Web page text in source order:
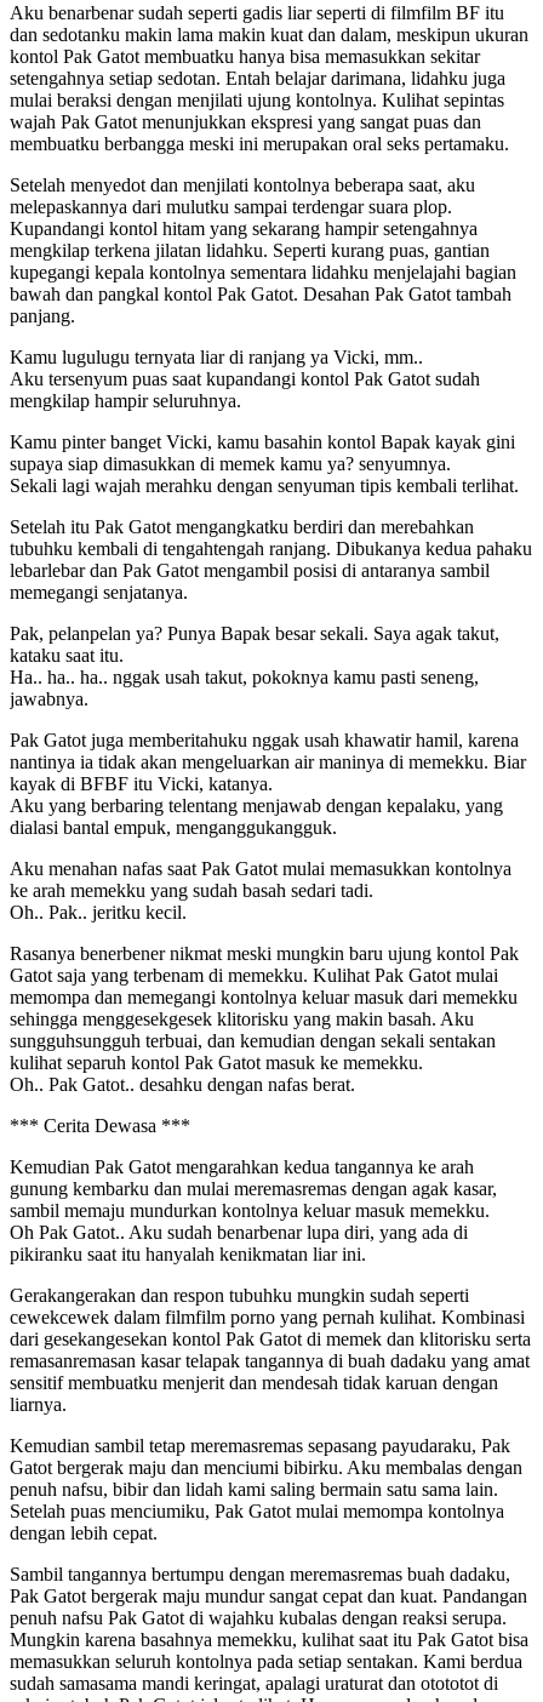
Aku benarbenar sudah seperti gadis liar seperti di filmfilm BF itu
dan sedotanku makin lama makin kuat dan dalam, meskipun ukuran
kontol Pak Gatot membuatku hanya bisa memasukkan sekitar
setengahnya setiap sedotan. Entah belajar darimana, lidahku juga
mulai beraksi dengan menjilati ujung kontolnya. Kulihat sepintas
wajah Pak Gatot menunjukkan ekspresi yang sangat puas dan
membuatku berbangga meski ini merupakan oral seks pertamaku.
Setelah menyedot dan menjilati kontolnya beberapa saat, aku
melepaskannya dari mulutku sampai terdengar suara plop.
Kupandangi kontol hitam yang sekarang hampir setengahnya
mengkilap terkena jilatan lidahku. Seperti kurang puas, gantian
kupegangi kepala kontolnya sementara lidahku menjelajahi bagian
bawah dan pangkal kontol Pak Gatot. Desahan Pak Gatot tambah
panjang.
Kamu lugulugu ternyata liar di ranjang ya Vicki, mm..
Aku tersenyum puas saat kupandangi kontol Pak Gatot sudah
mengkilap hampir seluruhnya.
Kamu pinter banget Vicki, kamu basahin kontol Bapak kayak gini
supaya siap dimasukkan di memek kamu ya? senyumnya.
Sekali lagi wajah merahku dengan senyuman tipis kembali terlihat.
Setelah itu Pak Gatot mengangkatku berdiri dan merebahkan
tubuhku kembali di tengahtengah ranjang. Dibukanya kedua pahaku
lebarlebar dan Pak Gatot mengambil posisi di antaranya sambil
memegangi senjatanya.
Pak, pelanpelan ya? Punya Bapak besar sekali. Saya agak takut,
kataku saat itu.
Ha.. ha.. ha.. nggak usah takut, pokoknya kamu pasti seneng,
jawabnya.
Pak Gatot juga memberitahuku nggak usah khawatir hamil, karena
nantinya ia tidak akan mengeluarkan air maninya di memekku. Biar
kayak di BFBF itu Vicki, katanya.
Aku yang berbaring telentang menjawab dengan kepalaku, yang
dialasi bantal empuk, menganggukangguk.
Aku menahan nafas saat Pak Gatot mulai memasukkan kontolnya
ke arah memekku yang sudah basah sedari tadi.
Oh.. Pak.. jeritku kecil.
Rasanya benerbener nikmat meski mungkin baru ujung kontol Pak
Gatot saja yang terbenam di memekku. Kulihat Pak Gatot mulai
memompa dan memegangi kontolnya keluar masuk dari memekku
sehingga menggesekgesek klitorisku yang makin basah. Aku
sungguhsungguh terbuai, dan kemudian dengan sekali sentakan
kulihat separuh kontol Pak Gatot masuk ke memekku.
Oh.. Pak Gatot.. desahku dengan nafas berat.
*** Cerita Dewasa ***
Kemudian Pak Gatot mengarahkan kedua tangannya ke arah
gunung kembarku dan mulai meremasremas dengan agak kasar,
sambil memaju mundurkan kontolnya keluar masuk memekku.
Oh Pak Gatot.. Aku sudah benarbenar lupa diri, yang ada di
pikiranku saat itu hanyalah kenikmatan liar ini.
Gerakangerakan dan respon tubuhku mungkin sudah seperti
cewekcewek dalam filmfilm porno yang pernah kulihat. Kombinasi
dari gesekangesekan kontol Pak Gatot di memek dan klitorisku serta
remasanremasan kasar telapak tangannya di buah dadaku yang amat
sensitif membuatku menjerit dan mendesah tidak karuan dengan
liarnya.
Kemudian sambil tetap meremasremas sepasang payudaraku, Pak
Gatot bergerak maju dan menciumi bibirku. Aku membalas dengan
penuh nafsu, bibir dan lidah kami saling bermain satu sama lain.
Setelah puas menciumiku, Pak Gatot mulai memompa kontolnya
dengan lebih cepat.
Sambil tangannya bertumpu dengan meremasremas buah dadaku,
Pak Gatot bergerak maju mundur sangat cepat dan kuat. Pandangan
penuh nafsu Pak Gatot di wajahku kubalas dengan reaksi serupa.
Mungkin karena basahnya memekku, kulihat saat itu Pak Gatot bisa
memasukkan seluruh kontolnya pada setiap sentakan. Kami berdua
sudah samasama mandi keringat, apalagi uraturat dan otototot di